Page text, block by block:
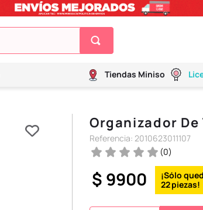
Tiendas Miniso
Organizador
Referencia: 2010623011107
(0)
$ 9900 22